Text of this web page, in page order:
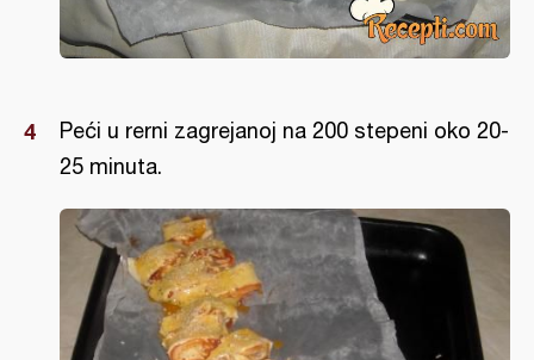
Peći u rerni zagrejanoj na 200 stepeni oko 20-
25 minuta.